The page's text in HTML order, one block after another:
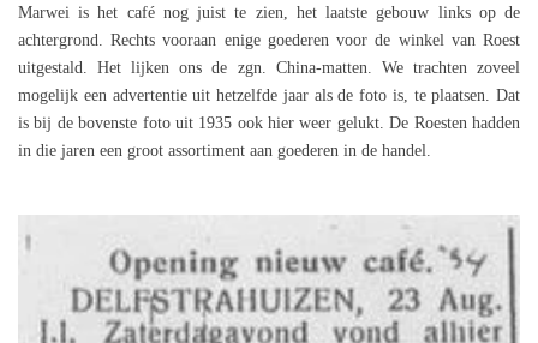
Marwei is het café nog juist te zien, het laatste gebouw links op de
achtergrond. Rechts vooraan enige goederen voor de winkel van Roest
uitgestald. Het lijken ons de zgn. China-matten. We trachten zoveel
mogelijk een advertentie uit hetzelfde jaar als de foto is, te plaatsen. Dat
is bij de bovenste foto uit 1935 ook hier weer gelukt. De Roesten hadden
in die jaren een groot assortiment aan goederen in de handel.